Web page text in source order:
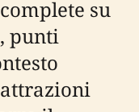
su
punti